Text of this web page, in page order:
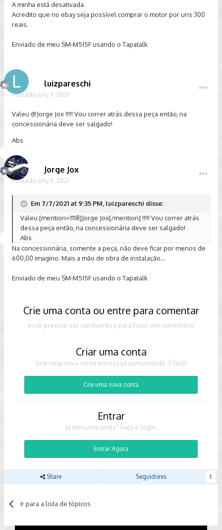
A minha está desativada.
Acredito que no ebay seja possível comprar o motor por uns 300
reais.
Enviado de meu SM-M515F usando o Tapatalk
luizpareschi
Postado July 7, 2021
Valeu @Jorge Jox!!!!! Vou correr atrás dessa peça então, na
concessionária deve ser salgado!
Abs
Jorge Jox
Postado July 7, 2021
Em 7/7/2021 at 9:35 PM, luizpareschi disse:
Valeu [mention=1118]Jorge Jox[/mention] !!!!! Vou correr atrás
dessa peça então, na concessionária deve ser salgado!
Abs
Na concessionária, somente a peça, não deve ficar por menos de
600,00 imagino. Mais a mão de obra de instalação...
Enviado de meu SM-M515F usando o Tapatalk
Crie uma conta ou entre para comentar
Você precisar ser um membro para fazer um comentário
Criar uma conta
Crie uma nova conta em nossa comunidade. É fácil!
Crie uma nova conta
Entrar
Já tem uma conta? Faça o login.
Entrar Agora
Share Seguidores 1
Ir para a lista de tópicos